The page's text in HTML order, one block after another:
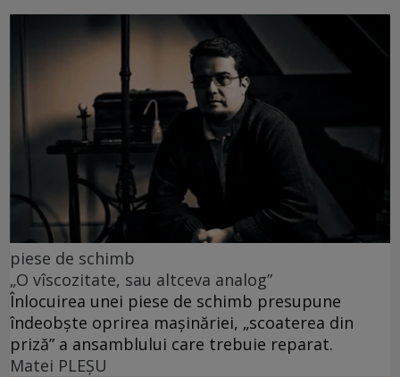
piese de schimb
„O vîscozitate, sau altceva analog”
Înlocuirea unei piese de schimb presupune
îndeobște oprirea mașinăriei, „scoaterea din
priză” a ansamblului care trebuie reparat.
Matei PLEŞU